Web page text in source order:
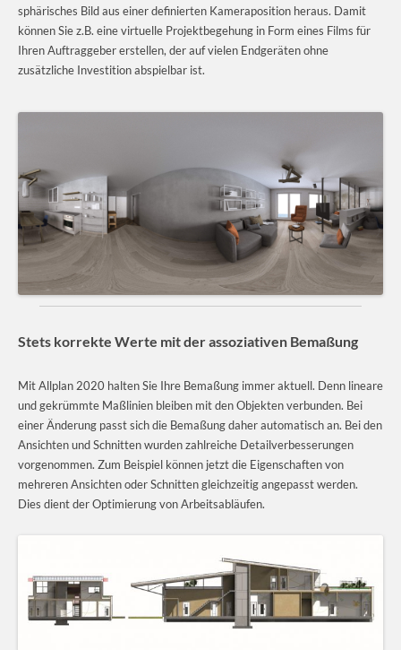
sphärisches Bild aus einer definierten Kameraposition heraus. Damit
können Sie z.B. eine virtuelle Projektbegehung in Form eines Films für
Ihren Auftraggeber erstellen, der auf vielen Endgeräten ohne
zusätzliche Investition abspielbar ist.
Stets korrekte Werte mit der assoziativen Bemaßung
Mit Allplan 2020 halten Sie Ihre Bemaßung immer aktuell. Denn lineare
und gekrümmte Maßlinien bleiben mit den Objekten verbunden. Bei
einer Änderung passt sich die Bemaßung daher automatisch an. Bei den
Ansichten und Schnitten wurden zahlreiche Detailverbesserungen
vorgenommen. Zum Beispiel können jetzt die Eigenschaften von
mehreren Ansichten oder Schnitten gleichzeitig angepasst werden.
Dies dient der Optimierung von Arbeitsabläufen.